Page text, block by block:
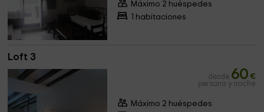
Máximo 2 huéspedes
1 habitaciones
Loft 3
desde 60 €
persona y noche
Máximo 2 huéspedes